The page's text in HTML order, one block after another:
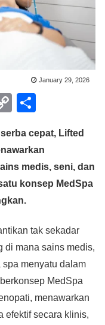
January 29, 2026
C
p
y
Li
n
ar
e
cepat, Lifted
medis, seni, dan
konsep MedSpa
tak sekadar
di mana sains medis,
menyatu dalam
MedSpa
menawarkan
efektif secara klinis,